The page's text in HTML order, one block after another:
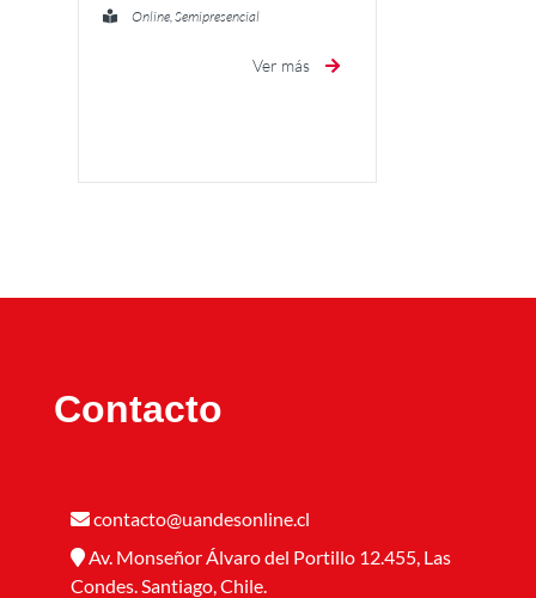
Online, Semipresencial
Ver más
Contacto
contacto@uandesonline.cl
Av. Monseñor Álvaro del Portillo 12.455, Las
Condes. Santiago, Chile.